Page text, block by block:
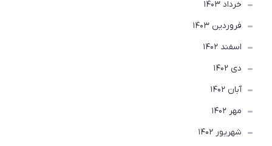
خرداد 1403
فروردین 1403
اسفند 1402
دی 1402
آبان 1402
مهر 1402
شهریور 1402